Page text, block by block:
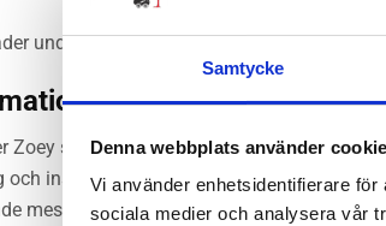
Samtycke
Denna webbplats använder
Vi använder enhetsidentifierare
sociala medier och analysera vår
under varma dagar.
Zoey sittdel och liggdel
och insekter
mesh